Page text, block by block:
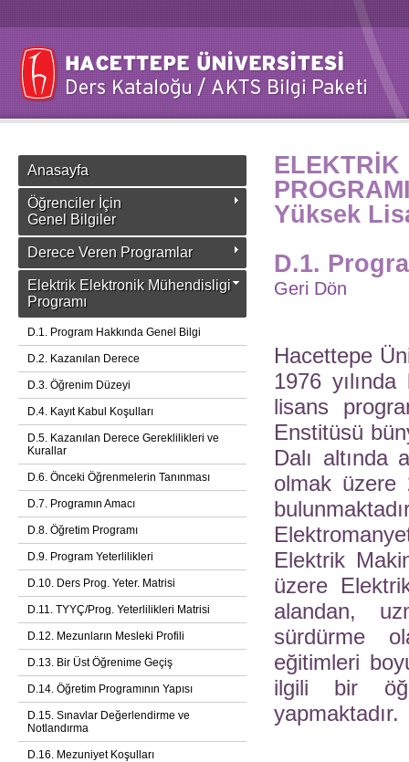
Anasayfa
Öğrenciler İçin
Genel Bilgiler
Derece Veren Programlar
Elektrik Elektronik Mühendisligi
Programı
D.1. Program Hakkında Genel Bilgi
D.2. Kazanılan Derece
D.3. Öğrenim Düzeyi
D.4. Kayıt Kabul Koşulları
D.5. Kazanılan Derece Gereklilikleri ve
Kurallar
D.6. Önceki Öğrenmelerin Tanınması
D.7. Programın Amacı
D.8. Öğretim Programı
D.9. Program Yeterlilikleri
D.10. Ders Prog. Yeter. Matrisi
D.11. TYYÇ/Prog. Yeterlilikleri Matrisi
D.12. Mezunların Mesleki Profili
D.13. Bir Üst Öğrenime Geçiş
D.14. Öğretim Programının Yapısı
D.15. Sınavlar Değerlendirme ve
Notlandırma
D.16. Mezuniyet Koşulları
Yüksek
D.1.
Geri Dön
Hacettepe
1976
lisans
Enstitüsü
Dalı altında
olmak üzere
Elektrik
üzere
alandan,
sürdürme
eğitimleri
ilgili bir
yapmaktadır.